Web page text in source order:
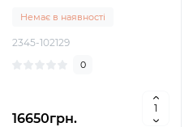
Немає в наявності
2345-102129
0
16650грн.